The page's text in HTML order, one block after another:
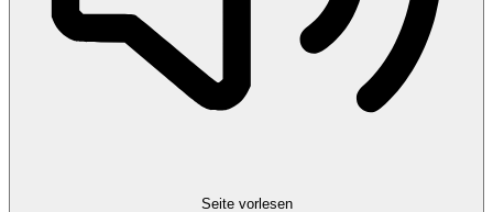
Seite vorlesen